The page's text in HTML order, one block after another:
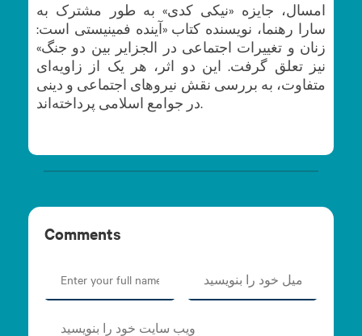
امسال، جایزه «نیکی کدی» به طور مشترک به
سارا رهنما، نویسنده کتاب «آینده فمینیستی است:
زنان و تغییرات اجتماعی در الجزایر بین دو جنگ»
نیز تعلق گرفت. این دو اثر، هر یک از زاویه‌ای
متفاوت، به بررسی نقش نیروهای اجتماعی و دینی
در جوامع اسلامی پرداخته‌اند.
Comments